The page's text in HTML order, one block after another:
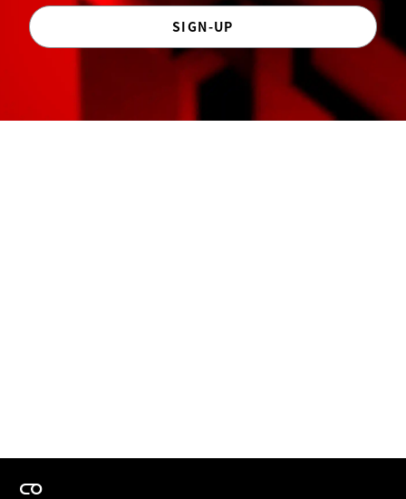
SIGN-UP